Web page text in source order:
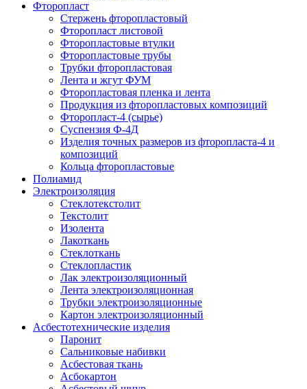
Фторопласт
Стержень фторопластовый
Фторопласт листовой
Фторопластовые втулки
Фторопластовые трубы
Трубки фторопластовая
Лента и жгут ФУМ
Фторопластовая пленка и лента
Продукция из фторопластовых композиций
Фторопласт-4 (сырье)
Суспензия Ф-4Д
Изделия точных размеров из фторопласта-4 и
композиций
Кольца фторопластовые
Полиамид
Электроизоляция
Стеклотекстолит
Текстолит
Изолента
Лакоткань
Стеклоткань
Стеклопластик
Лак электроизоляционный
Лента электроизоляционная
Трубки электроизоляционные
Картон электроизоляционный
Асбестотехнические изделия
Паронит
Сальниковые набивки
Асбестовая ткань
Асбокартон